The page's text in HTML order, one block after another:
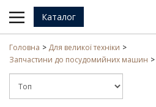
Каталог
Головна
Для великої техніки
Запчастини до посудомийних машин